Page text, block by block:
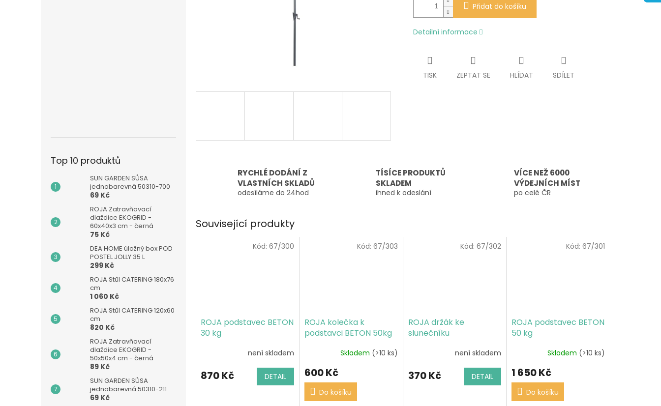
Top 10 produktů
SUN GARDEN SŮSA
jednobarevná 50310-700
69 Kč
ROJA Zatravňovací
dlaždice EKOGRID -
60x40x3 cm - černá
75 Kč
DEA HOME úložný box POD
POSTEL JOLLY 35 L
299 Kč
ROJA Stůl CATERING 180x76
cm
1 060 Kč
ROJA Stůl CATERING 120x60
cm
820 Kč
ROJA Zatravňovací
dlaždice EKOGRID -
50x50x4 cm - černá
89 Kč
SUN GARDEN SŮSA
jednobarevná 50310-211
69 Kč
Přidat do košíku
Detailní informace
TISK ZEPTAT SE HLÍDAT SDÍLET
RYCHLÉ DODÁNÍ Z
VLASTNÍCH SKLADŮ
odesíláme do 24hod
TÍSÍCE PRODUKTŮ
SKLADEM
ihned k odeslání
VÍCE NEŽ 6000
VÝDEJNÍCH MÍST
po celé ČR
Související produkty
ROJA podstavec BETON
30 kg
není skladem
870 Kč DETAIL
Kód: 67/300
ROJA kolečka k
podstavci BETON 50kg
Skladem (>10 ks)
600 Kč
Do košíku
Kód: 67/303
ROJA držák ke
slunečníku
není skladem
370 Kč DETAIL
Kód:67/302
ROJA podstavec BETON
50 kg
Skladem (>10 ks)
1 650 Kč
Do košíku
Kód: 67/301